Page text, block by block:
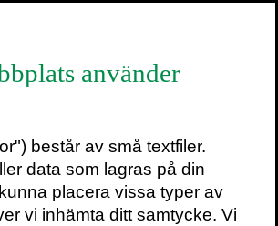
förenar vår värld, förändrar våra
vår framtid
använder
består av små textfiler.
data som lagras på din
placera vissa typer av
vi inhämta ditt samtycke. Vi